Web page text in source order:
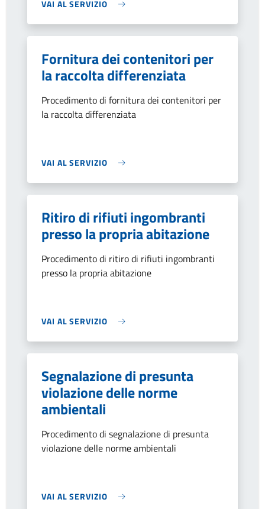
VAI AL SERVIZIO
Fornitura dei contenitori per
la raccolta differenziata
Procedimento di fornitura dei contenitori per
la raccolta differenziata
VAI AL SERVIZIO
Ritiro di rifiuti ingombranti
presso la propria abitazione
Procedimento di ritiro di rifiuti ingombranti
presso la propria abitazione
VAI AL SERVIZIO
Segnalazione di presunta
violazione delle norme
ambientali
Procedimento di segnalazione di presunta
violazione delle norme ambientali
VAI AL SERVIZIO